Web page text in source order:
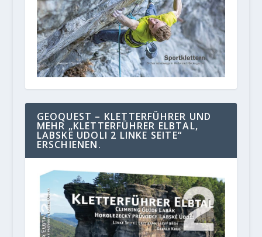
GEOQUEST – KLETTERFÜHRER UND
MEHR „KLETTERFÜHRER ELBTAL,
LABSKE UDOLI 2 LINKE SEITE“
ERSCHIENEN.